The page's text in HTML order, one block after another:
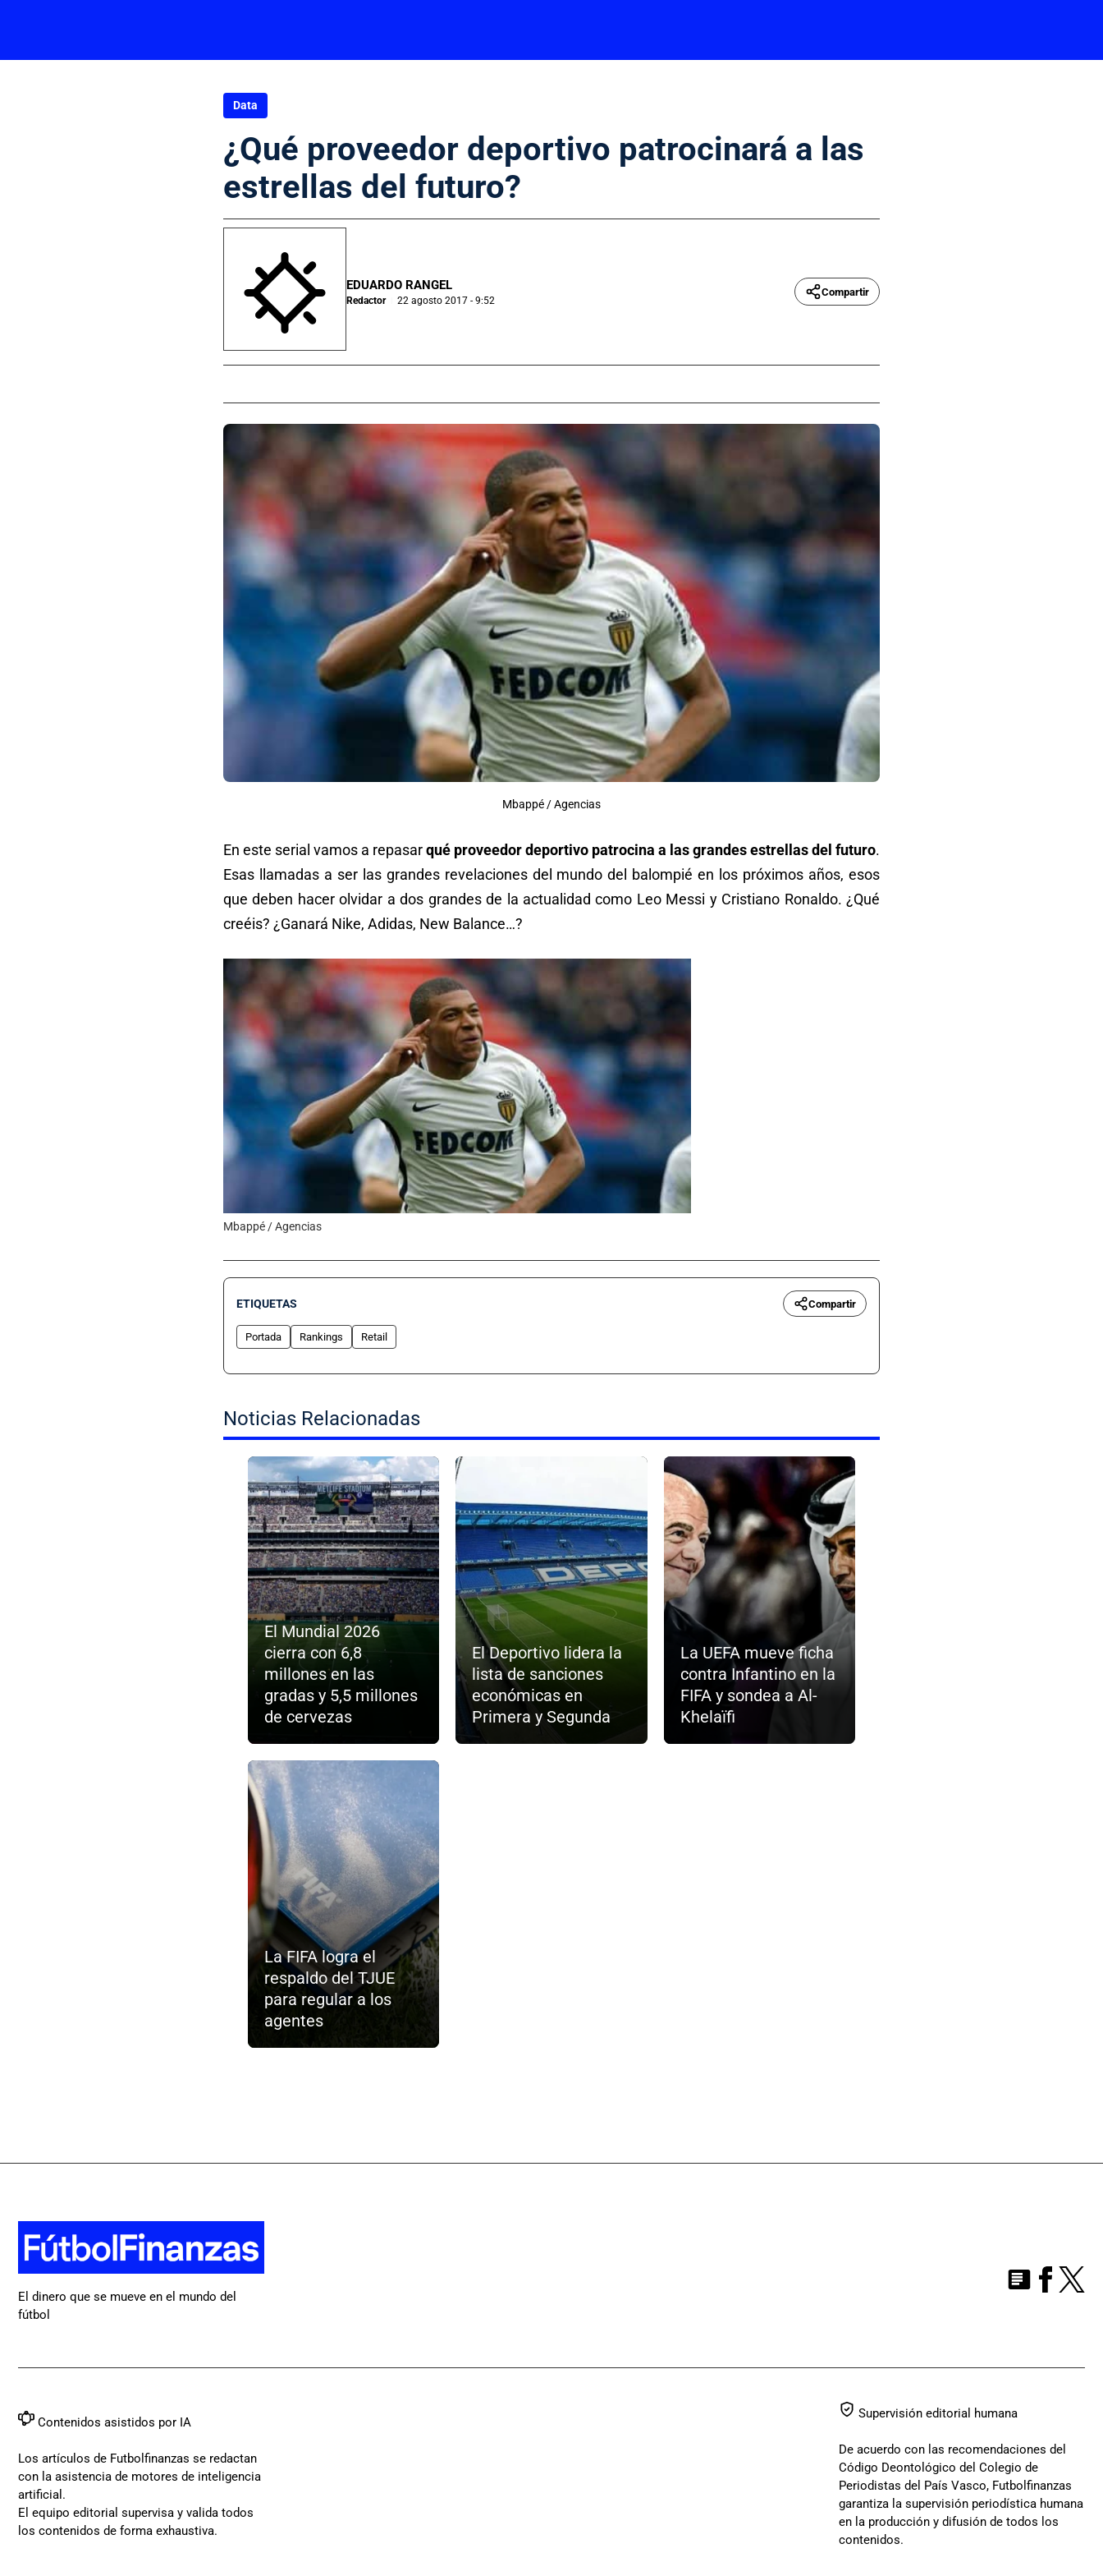
Data
¿Qué proveedor deportivo patrocinará a las
estrellas del futuro?
EDUARDO RANGEL
Redactor 22 agosto 2017 - 9:52
Compartir
Mbappé / Agencias
En este serial vamos a repasarqué proveedor deportivo patrocina a las grandes estrellas del futuro.
Esas llamadas a ser las grandes revelaciones del mundo del balompié en los próximos años, esos
que deben hacer olvidar a dos grandes de la actualidad como Leo Messi y Cristiano Ronaldo. ¿Qué
creéis? ¿Ganará Nike, Adidas, New Balance…?
Mbappé / Agencias
ETIQUETAS Compartir
Portada Rankings Retail
Noticias Relacionadas
El Mundial 2026
cierra con 6,8
millones en las
gradas y 5,5 millones
de cervezas
El Deportivo lidera la
lista de sanciones
económicas en
Primera y Segunda
La UEFA mueve ficha
contra Infantino en la
FIFA y sondea a Al-
Khelaïfi
La FIFA logra el
respaldo del TJUE
para regular a los
agentes
El dinero que se mueve en el mundo del
fútbol
Contenidos asistidos por IA
Los artículos de Futbolfinanzas se redactan
con la asistencia de motores de inteligencia
artificial.
El equipo editorial supervisa y valida todos
los contenidos de forma exhaustiva.
Supervisión editorial humana
De acuerdo con las recomendaciones del
Código Deontológico del Colegio de
Periodistas del País Vasco, Futbolfinanzas
garantiza la supervisión periodística humana
en la producción y difusión de todos los
contenidos.